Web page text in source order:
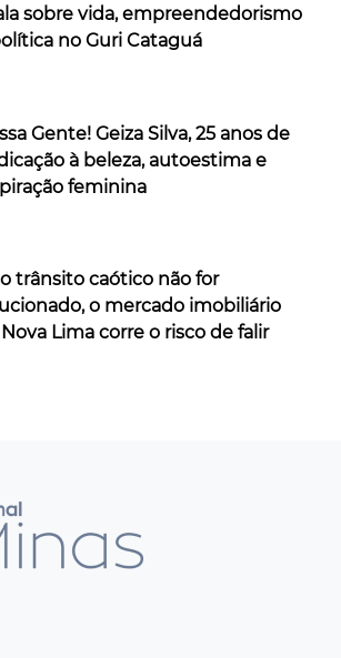
sobre vida, empreendedorismo
no Guri Cataguá
Gente! Geiza Silva, 25 anos de
à beleza, autoestima e
feminina
trânsito caótico não for
o mercado imobiliário
Lima corre o risco de falir